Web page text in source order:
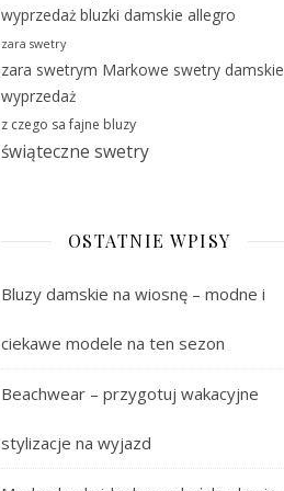
wyprzedaż bluzki damskie allegro
zara swetry
zara swetrym Markowe swetry damskie
wyprzedaż
z czego sa fajne bluzy
świąteczne swetry
OSTATNIE WPISY
Bluzy damskie na wiosnę – modne i
ciekawe modele na ten sezon
Beachwear – przygotuj wakacyjne
stylizacje na wyjazd